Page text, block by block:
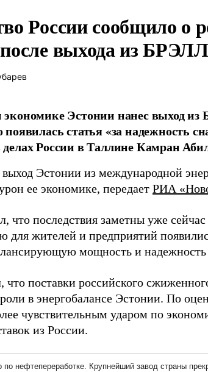
России сообщило о
выхода из БРЭЛЛ
Эстонии нанес выход из
появилась статья «за надежность
России в Таллине Камран
выход Эстонии из международной
ее экономике, передает РИА
что последствия заметны уже
для жителей и предприятий
мощность и
что поставки российского
в энергобалансе Эстонии. По
чувствительным ударом по
из России.